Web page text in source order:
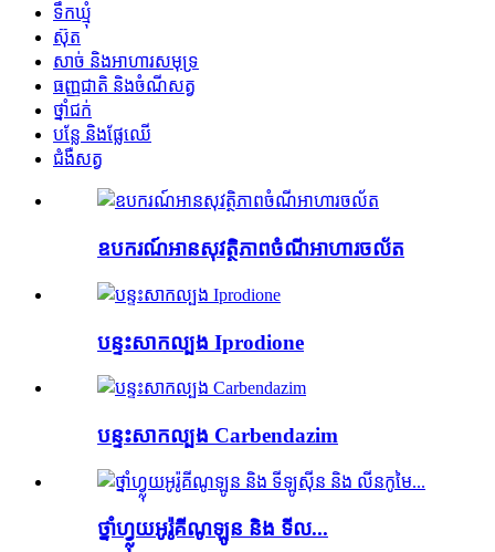
ទឹកឃ្មុំ
ស៊ុត
សាច់ និងអាហារសមុទ្រ
ធញ្ញជាតិ និងចំណីសត្វ
ថ្នាំជក់
បន្លែ និងផ្លែឈើ
ជំងឺសត្វ
ឧបករណ៍អានសុវត្ថិភាពចំណីអាហារចល័ត
បន្ទះសាកល្បង Iprodione
បន្ទះសាកល្បង Carbendazim
ថ្នាំហ្វ្លុយអូរ៉ូគីណូឡូន និង ទីល...